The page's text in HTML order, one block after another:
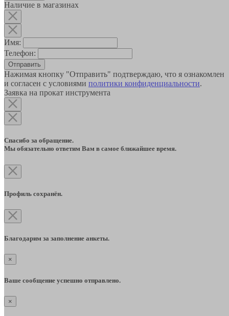
Наличие в магазинах
Имя:
Телефон:
Отправить
Нажимая кнопку "Отправить" подтверждаю, что я ознакомлен
и согласен с условиями политики конфиденциальности.
Заявка на прокат инструмента
Спасибо за обращение.
Мы обязательно ответим Вам в самое ближайшее время.
Профиль сохранён.
Благодарим за заполнение анкеты.
×
Ваше сообщение успешно отправлено.
×